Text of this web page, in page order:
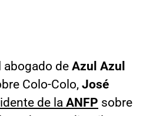
abogado de Azul Azul
Colo-Colo, José
de la ANFP sobre